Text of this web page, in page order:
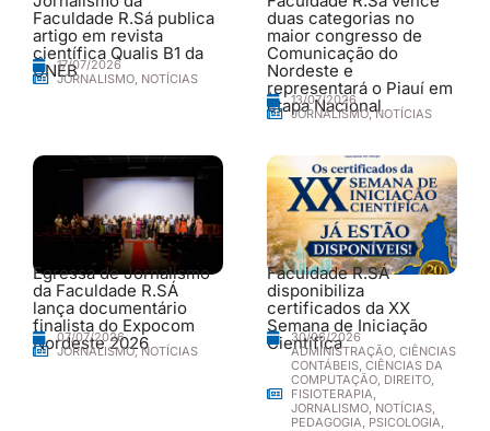
Faculdade R.Sá publica
artigo em revista
científica Qualis B1 da
UNEB17/07/2026
JORNALISMO, NOTÍCIAS
duas categorias no
maior congresso de
Comunicação do
Nordeste e
representará o Piauí em
etapa Nacional
13/07/2026
JORNALISMO,NOTÍCIAS
Egressa de Jornalismo
da Faculdade R.SÁ
lança documentário
finalista do Expocom
Nordeste 2026
07/07/2026
JORNALISMO,NOTÍCIAS
Faculdade R.SÁ
disponibiliza
certificados da XX
Semana de Iniciação
Científica
30/06/2026
ADMINISTRAÇÃO CIÊNCIAS
CONTÁBEIS CIÊNCIAS DA
COMPUTAÇÃO DIREITO
FISIOTERAPIA
JORNALISMO NOTÍCIAS
PEDAGOGIA PSICOLOGIA